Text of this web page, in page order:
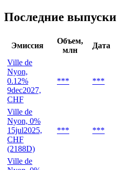
Последние выпуски
Эмиссия
Объем,
млн
Дата
Ville de
Nyon,
0.12%
9dec2027,
CHF
*** ***
Ville de
Nyon, 0%
15jul2025,
CHF
(2188D)
*** ***
Ville de